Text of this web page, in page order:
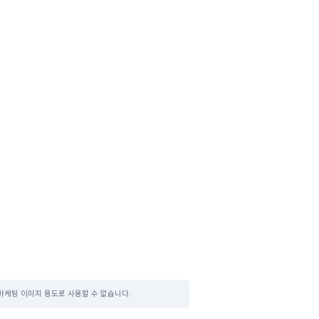
팅 이미지 용도로 사용할 수 없습니다.